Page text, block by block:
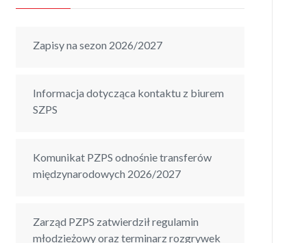
Zapisy na sezon 2026/2027
Informacja dotycząca kontaktu z biurem
SZPS
Komunikat PZPS odnośnie transferów
międzynarodowych 2026/2027
Zarząd PZPS zatwierdził regulamin
młodzieżowy oraz terminarz rozgrywek